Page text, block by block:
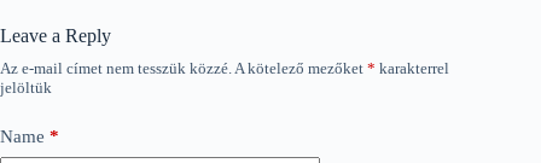
Leave a Reply
Az e-mail címet nem tesszük közzé.A kötelező mezőket * karakterrel
jelöltük
Name *